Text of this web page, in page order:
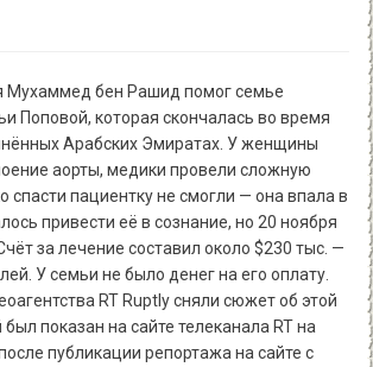
Мухаммед бен Рашид помог семье
Поповой, которая скончалась во время
Арабских Эмиратах. У женщины
аорты, медики провели сложную
спасти пациентку не смогли — она впала в
привести её в сознание, но 20 ноября
за лечение составил около $230 тыс. —
У семьи не было денег на его оплату.
RT Ruptly сняли сюжет об этой
показан на сайте телеканала RT на
публикации репортажа на сайте с